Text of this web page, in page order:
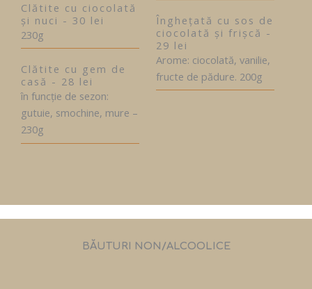
Clătite cu ciocolată
și nuci - 30 lei
230g
Clătite cu gem de
casă - 28 lei
în funcție de sezon:
gutuie, smochine, mure –
230g
Înghețată cu sos de
ciocolată și frișcă -
29 lei
Arome: ciocolată, vanilie,
fructe de pădure. 200g
BĂUTURI NON/ALCOOLICE